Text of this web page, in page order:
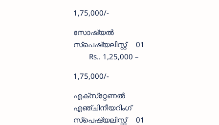
1,75,000/-
സോഷ്യൽ
സ്‌പെഷ്യലിസ്റ്റ്
01
Rs.. 1,25,000 –
1,75,000/-
എക്‌സ്‌റ്റേണൽ
എഞ്ചിനീയറിംഗ്
സ്‌പെഷ്യലിസ്റ്റ്
01